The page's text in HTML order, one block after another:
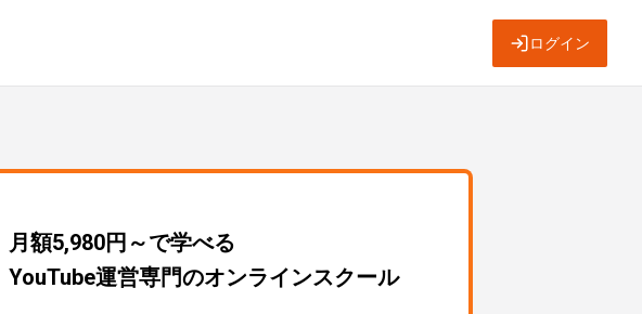
ログイン
月額5,980円～で学べる
YouTube運営専門のオンラインスクール